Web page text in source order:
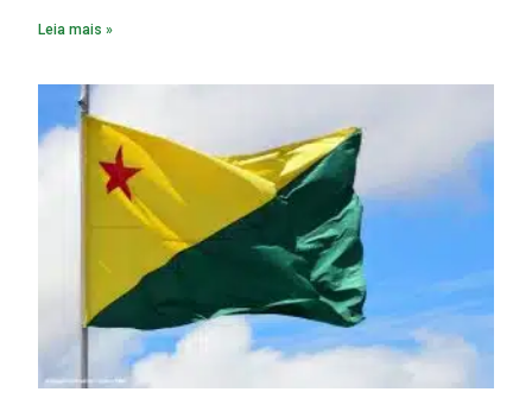
empreendimento. Ou seja, a suposta “fraude à licitação” é
figura é facultativa e sujeita a uma escolha racional de
projeto a projeto.
Leia mais »